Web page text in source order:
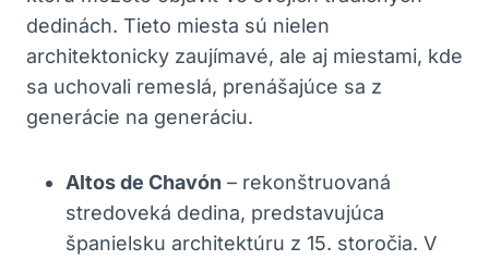
dedinách. Tieto miesta sú nielen
architektonicky zaujímavé, ale aj miestami, kde
sa uchovali remeslá, prenášajúce sa z
generácie na generáciu.
Altos de Chavón – rekonštruovaná
stredoveká dedina, predstavujúca
španielsku architektúru z 15. storočia. V